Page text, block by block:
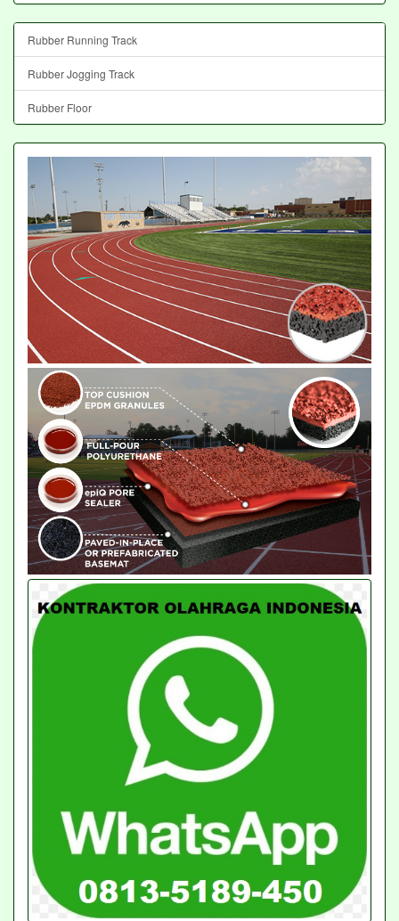
Rubber Running Track
Rubber Jogging Track
Rubber Floor